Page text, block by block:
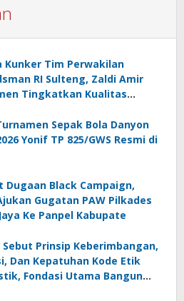
Kunker Tim Perwakilan
RI Sulteng, Zaldi Amir
Tingkatkan Kualitas
Sepak Bola Danyon
Yonif TP 825/GWS Resmi di
Dugaan Black Campaign,
Gugatan PAW Pilkades
Ke Panpel Kabupate
Sebut Prinsip Keberimbangan,
Dan Kepatuhan Kode Etik
Bangun